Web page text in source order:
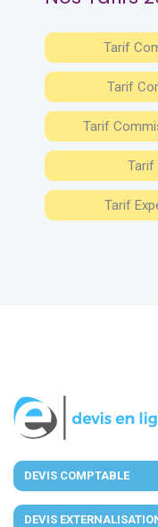
Tarif
Tarif
Tarif
Tarif
Tarif
DEVIS COMPTABLE
DEVIS